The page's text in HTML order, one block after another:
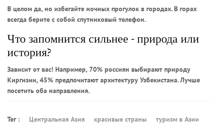
В целом да, но избегайте ночных прогулок в городах. В горах
всегда берите с собой спутниковый телефон.
Что запомнится сильнее - природа или
история?
Зависит от вас! Например, 70% россиян выбирают природу
Киргизии, 45% предпочитают архитектуру Узбекистана. Лучше
посетить оба направления.
Тег : Центральная Азия красивые страны
туризм в Азии